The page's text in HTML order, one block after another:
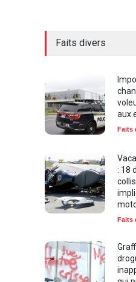
Faits divers
aux
Faits
: 18
Faits